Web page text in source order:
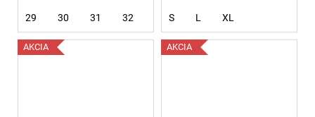
29 30 31 32 S L XL
AKCIA AKCIA